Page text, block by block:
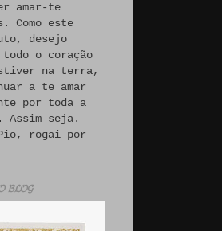
amar-te
Como este
desejo
o coração
na terra,
a te amar
por toda a
Assim seja.
rogai por
𝓑𝓛𝓞𝓖